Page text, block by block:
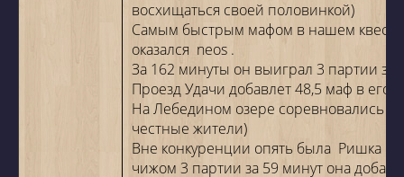
восхищаться своей половинкой)
Самым быстрым мафом в нашем квесте
оказался neos .
За 162 минуты он выиграл 3 партии
Проезд Удачи добавлет 48,5 маф в его
На Лебедином озере соревновались в
честные жители)
Вне конкуренции опять была Ришка
чижом 3 партии за 59 минут она